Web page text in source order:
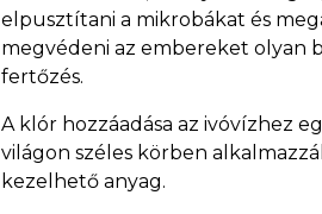
elpusztítani a mikrobákat és
megvédeni az embereket olyan
fertőzés.
A klór hozzáadása az ivóvízhez
világon széles körben
kezelhető anyag.